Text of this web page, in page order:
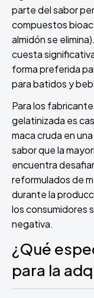
parte del sabor
compuestos
almidón se
cuesta
forma preferida
para batidos y
Para los
gelatinizada es
maca cruda en
sabor que la
encuentra
reformulados de
durante la
los consumidores
negativa.
¿Qué
para la